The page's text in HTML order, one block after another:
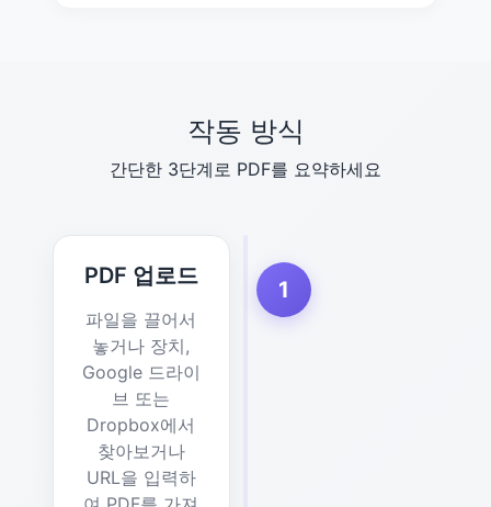
작동 방식
간단한 3단계로 PDF를 요약하세요
1
PDF 업로드
파일을 끌어서
놓거나 장치,
Google 드라이
브 또는
Dropbox에서
찾아보거나
URL을 입력하